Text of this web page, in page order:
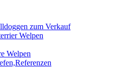
zum Verkauf
Welpen
Welpen